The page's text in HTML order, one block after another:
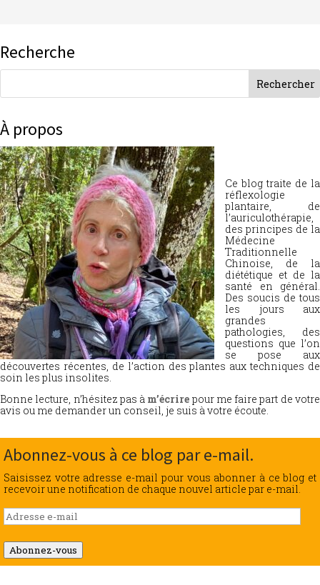
Recherche
À propos
Ce blog traite de la
réflexologie
plantaire, de
l’auriculothérapie,
des principes de la
Médecine
Traditionnelle
Chinoise, de la
diététique et de la
santé en général.
Des soucis de tous
les jours aux
grandes
pathologies, des
questions que l’on
se pose aux
découvertes récentes, de l’action des plantes aux techniques de
soin les plus insolites.
Bonne lecture, n’hésitez pas à m’écrire pour me faire part de votre
avis ou me demander un conseil, je suis à votre écoute.
Abonnez-vous à ce blog par e-mail.
Saisissez votre adresse e-mail pour vous abonner à ce blog et
recevoir une notification de chaque nouvel article par e-mail.
Adresse
e-
mail
Abonnez-vous